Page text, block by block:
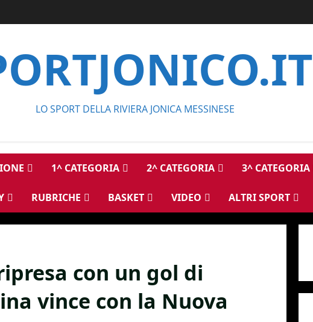
LO SPORT DELLA RIVIERA JONICA MESSINESE
1^ CATEGORIA 2^ CATEGORIA 3^ CATEGORIA
RUBRICHE BASKET VIDEO ALTRI SPORT
con un gol di
vince con la Nuova